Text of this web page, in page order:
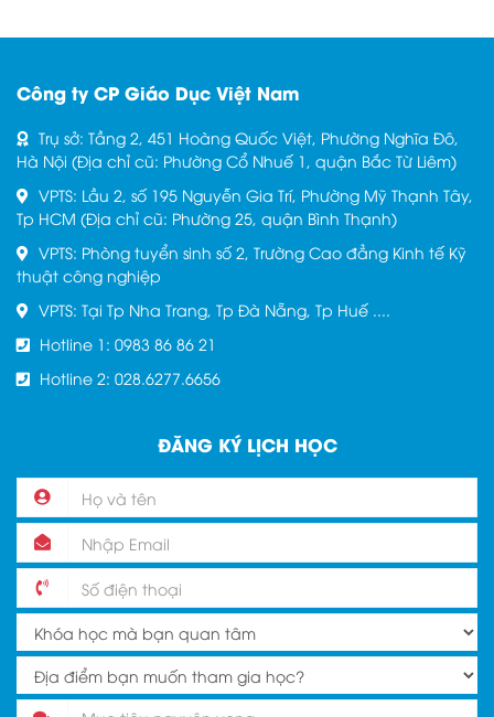
Công ty CP Giáo Dục Việt Nam
Trụ sở: Tầng 2, 451 Hoàng Quốc Việt, Phường Nghĩa Đô,
Hà Nội (Địa chỉ cũ: Phường Cổ Nhuế 1, quận Bắc Từ Liêm)
VPTS: Lầu 2, số 195 Nguyễn Gia Trí, Phường Mỹ Thạnh Tây,
Tp HCM (Địa chỉ cũ: Phường 25, quận Bình Thạnh)
VPTS: Phòng tuyển sinh số 2, Trường Cao đẳng Kinh tế Kỹ
thuật công nghiệp
VPTS: Tại Tp Nha Trang, Tp Đà Nẵng, Tp Huế ....
Hotline 1: 0983 86 86 21
Hotline 2: 028.6277.6656
ĐĂNG KÝ LỊCH HỌC